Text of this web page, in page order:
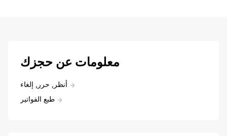
معلومات عن حجزك
أنظر, حرر, إلغاء
طبع الفواتير